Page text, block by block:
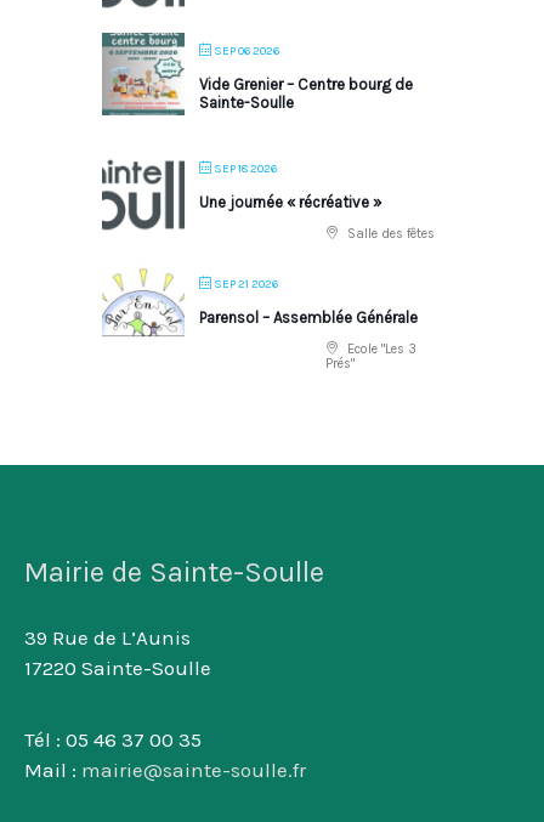
SEP 06 2026
Vide Grenier – Centre bourg de
Sainte-Soulle
SEP 18 2026
Une journée « récréative »
Salle des fêtes
SEP 21 2026
Parensol – Assemblée Générale
Ecole "Les 3
Prés"
Mairie de Sainte-Soulle
39 Rue de L’Aunis
17220 Sainte-Soulle
Tél : 05 46 37 00 35
Mail : mairie@sainte-soulle.fr